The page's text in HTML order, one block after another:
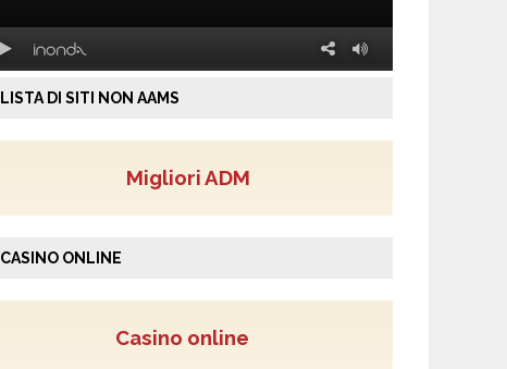
LISTA DI SITI NON AAMS
Migliori ADM
CASINO ONLINE
Casino online